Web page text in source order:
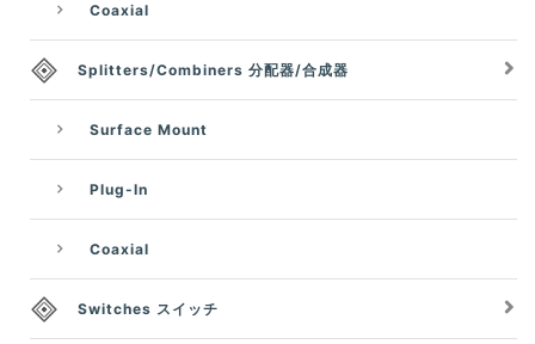
Coaxial
Splitters/Combiners 分配器/合成器
Surface Mount
Plug-In
Coaxial
Switches スイッチ